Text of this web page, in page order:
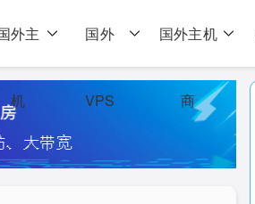
外主
机
国外
VPS
国外主机
商